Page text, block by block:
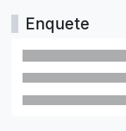
Enquete